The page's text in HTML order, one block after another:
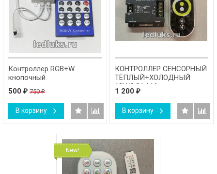
Контроллер RGB+W
кнопочный
500 ₽ 750₽
В корзину
КОНТРОЛЛЕР СЕНСОРНЫЙ
ТЁПЛЫЙ+ХОЛОДНЫЙ
12V/24V A16
1 200 ₽
В корзину
New!